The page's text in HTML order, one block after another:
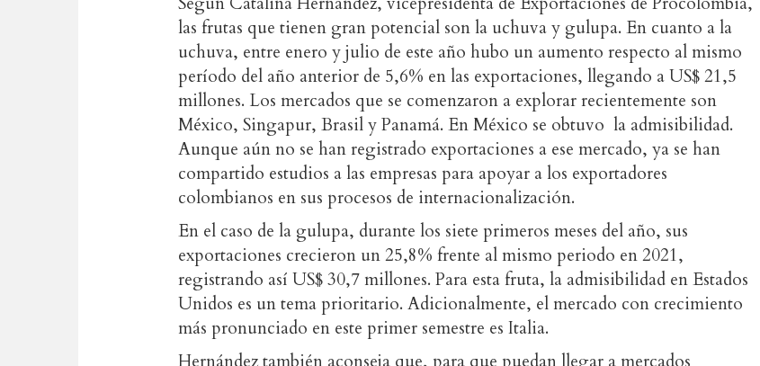
las frutas que tienen gran potencial son la uchuva y gulupa. En cuanto a la
uchuva, entre enero y julio de este año hubo un aumento respecto al mismo
período del año anterior de 5,6% en las exportaciones, llegando a US$ 21,5
millones. Los mercados que se comenzaron a explorar recientemente son
México, Singapur, Brasil y Panamá. En México se obtuvo la admisibilidad.
Aunque aún no se han registrado exportaciones a ese mercado, ya se han
compartido estudios a las empresas para apoyar a los exportadores
colombianos en sus procesos de internacionalización.
En el caso de la gulupa, durante los siete primeros meses del año, sus
exportaciones crecieron un 25,8% frente al mismo periodo en 2021,
registrando así US$ 30,7 millones. Para esta fruta, la admisibilidad en Estados
Unidos es un tema prioritario. Adicionalmente, el mercado con crecimiento
más pronunciado en este primer semestre es Italia.